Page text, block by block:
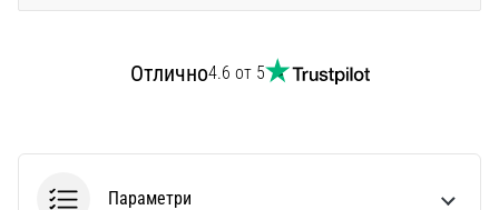
Отлично4.6 от 5
Параметри